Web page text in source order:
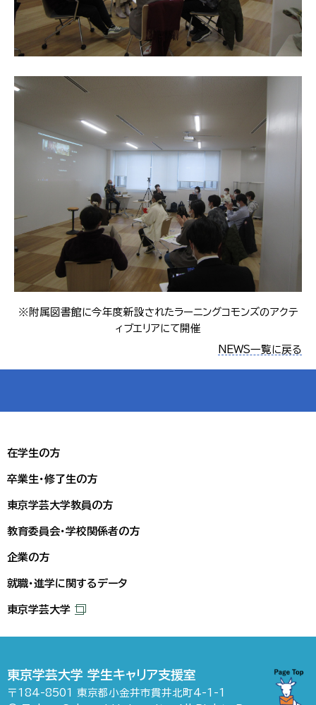
※附属図書館に今年度新設されたラーニングコモンズのアクテ
ィブエリアにて開催
NEWS一覧に戻る
在学生の方
卒業生・修了生の方
東京学芸大学教員の方
教育委員会・学校関係者の方
企業の方
就職・進学に関するデータ
東京学芸大学
東京学芸大学 学生キャリア支援室
〒184-8501 東京都小金井市貫井北町4-1-1